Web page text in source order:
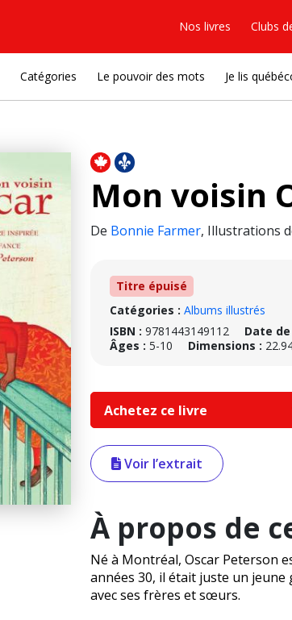
Nos livres Clubs
Catégories Le pouvoir des mots Je lis
Mon voisin
De Bonnie Farmer, Illustrations
Titre épuisé
Catégories : Albums illustrés
ISBN : 9781443149112 Date
Âges : 5-10 Dimensions :
Achetez ce livre
Voir l’extrait
À propos de
Né à Montréal, Oscar Peterson
années 30, il était juste un
avec ses frères et sœurs.